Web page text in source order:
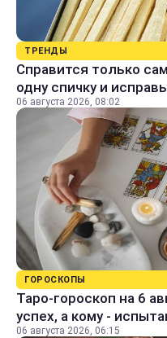
ТРЕНДЫ
Справится только
одну спичку и
06 августа 2026, 08:02
ГОРОСКОПЫ
Таро-гороскоп на 6
успех, а кому -
06 августа 2026, 06:15